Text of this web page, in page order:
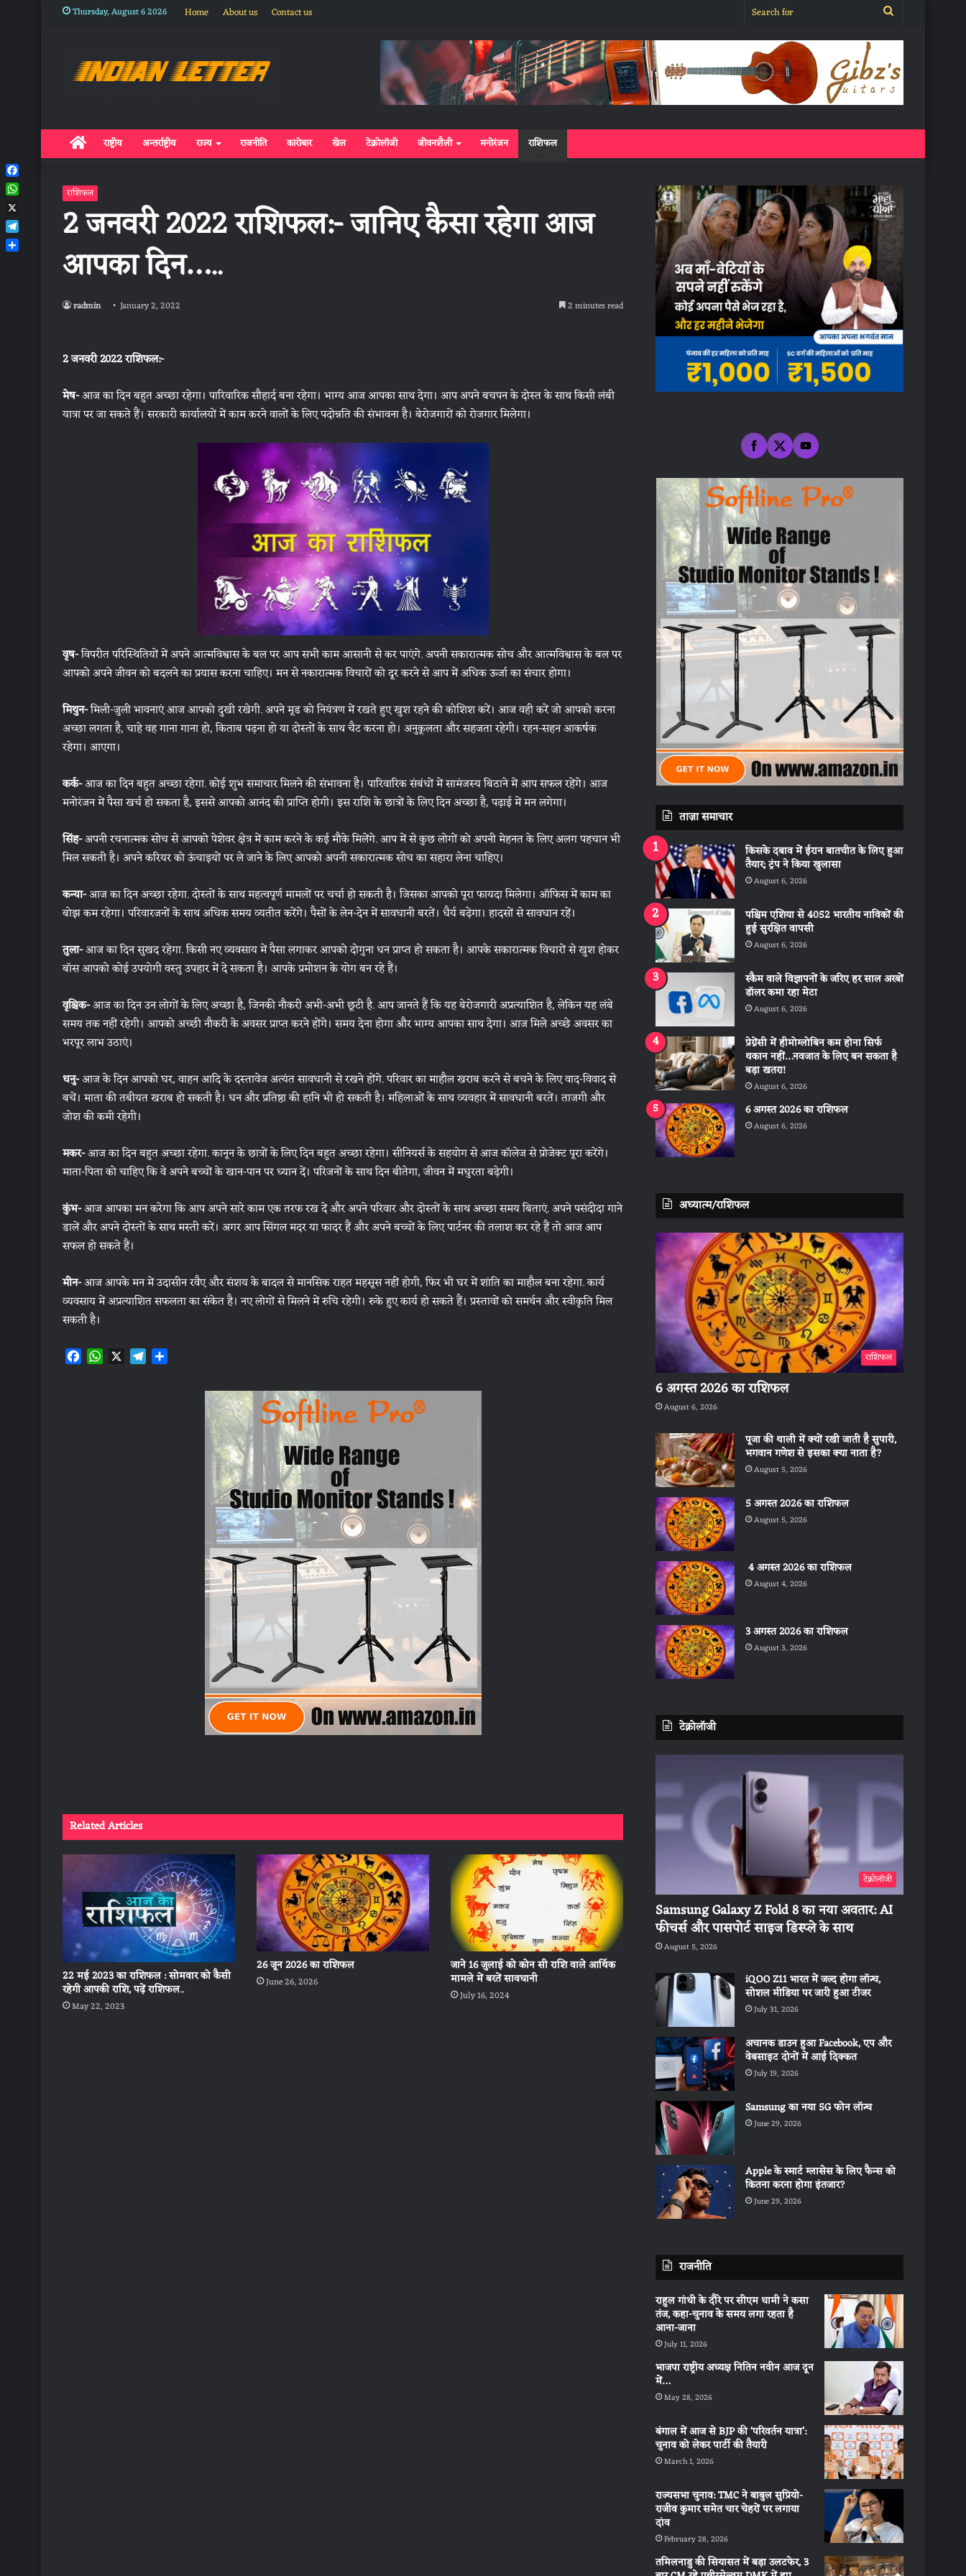
Thursday, August 6 2026 Home About us Contact us
Search
for
Homeराष्ट्रीय अन्तर्राष्ट्रीय राज्य राजनीति कारोबार खेल टेक्नोलॉजी जीवनशैली मनोरंजन राशिफल
राशिफल
2 जनवरी 2022 राशिफल:- जानिए कैसा रहेगा आज
आपका दिन…..
radmin January 2, 2022 2 minutes read
2 जनवरी 2022 राशिफल:-
मेष-आज का दिन बहुत अच्छा रहेगा। पारिवारिक सौहार्द बना रहेगा। भाग्य आज आपका साथ देगा। आप अपने बचपन के दोस्त के साथ किसी लंबी
यात्रा पर जा सकते हैं। सरकारी कार्यालयों में काम करने वालों के लिए पदोन्नति की संभावना है। बेरोजगारों को रोजगार मिलेगा।
वृष-विपरीत परिस्थितियों में अपने आत्मविश्वास के बल पर आप सभी काम आसानी से कर पाएंगे. अपनी सकारात्मक सोच और आत्मविश्वास के बल पर
आपको अपने जीवन को बदलने का प्रयास करना चाहिए। मन से नकारात्मक विचारों को दूर करने से आप में अधिक ऊर्जा का संचार होगा।
मिथुन-मिली-जुली भावनाएं आज आपको दुखी रखेगी. अपने मूड को नियंत्रण में रखते हुए खुश रहने की कोशिश करें। आज वही करें जो आपको करना
अच्छा लगता है, चाहे वह गाना गाना हो, किताब पढ़ना हो या दोस्तों के साथ चैट करना हो। अनुकूलता और सहजता रहेगी। रहन-सहन आकर्षक
रहेगा। आएगा।
कर्क-आज का दिन बहुत अच्छा रहेगा. कोई शुभ समाचार मिलने की संभावना है। पारिवारिक संबंधों में सामंजस्य बिठाने में आप सफल रहेंगे। आज
मनोरंजन में पैसा खर्च हो सकता है, इससे आपको आनंद की प्राप्ति होगी। इस राशि के छात्रों के लिए दिन अच्छा है, पढ़ाई में मन लगेगा।
सिंह-अपनी रचनात्मक सोच से आपको पेशेवर क्षेत्र में काम करने के कई मौके मिलेंगे. आप में से कुछ लोगों को अपनी मेहनत के लिए अलग पहचान भी
मिल सकती है। अपने करियर को ऊंचाइयों पर ले जाने के लिए आपको अपनी सकारात्मक सोच का सहारा लेना चाहिए।
कन्या-आज का दिन अच्छा रहेगा. दोस्तों के साथ महत्वपूर्ण मामलों पर चर्चा हो सकती है। जिसका आपको पूरा फायदा मिलेगा। ऑफिस में काम का
बोझ कम रहेगा। परिवारजनों के साथ अधिक समय व्यतीत करेंगे। पैसों के लेन-देन में सावधानी बरतें। धैर्य बढ़ेगा। हादसों से सावधान रहें।
तुला-आज का दिन सुखद रहेगा. किसी नए व्यवसाय में पैसा लगाकर आपको दोगुना धन प्राप्त हो सकता है। आपके सकारात्मक विचारों से खुश होकर
बॉस आपको कोई उपयोगी वस्तु उपहार में दे सकता है। आपके प्रमोशन के योग बन रहे हैं।
वृश्चिक-आज का दिन उन लोगों के लिए अच्छा है, जिनकी नौकरी अभी-अभी छूटी है. आप जानते हैं कि यह बेरोजगारी अप्रत्याशित है, लेकिन यह लंबे
समय तक नहीं रहेगी। आपको अच्छी नौकरी के अवसर प्राप्त करने होंगे। समय देना होगा और भाग्य आपका साथ देगा। आज मिले अच्छे अवसर का
भरपूर लाभ उठाएं।
धनु-आज के दिन आपको घर, वाहन आदि के दस्तावेज अत्यंत सावधानी से रखने होंगे. परिवार का माहौल खराब करने से बचने के लिए वाद-विवाद से
बचें। माता की तबीयत खराब हो सकती है। धन और प्रतिष्ठा की हानि भी हो सकती है। महिलाओं के साथ व्यवहार में सावधानी बरतें। ताजगी और
जोश की कमी रहेगी।
मकर-आज का दिन बहुत अच्छा रहेगा. कानून के छात्रों के लिए दिन बहुत अच्छा रहेगा। सीनियर्स के सहयोग से आज कॉलेज से प्रोजेक्ट पूरा करेंगे।
माता-पिता को चाहिए कि वे अपने बच्चों के खान-पान पर ध्यान दें। परिजनों के साथ दिन बीतेगा, जीवन में मधुरता बढ़ेगी।
कुंभ-आज आपका मन करेगा कि आप अपने सारे काम एक तरफ रख दें और अपने परिवार और दोस्तों के साथ अच्छा समय बिताएं. अपने पसंदीदा गाने
डालें और अपने दोस्तों के साथ मस्ती करें। अगर आप सिंगल मदर या फादर हैं और अपने बच्चों के लिए पार्टनर की तलाश कर रहे हैं तो आज आप
सफल हो सकते हैं।
मीन-आज आपके मन में उदासीन रवैए और संशय के बादल से मानसिक राहत महसूस नहीं होगी, फिर भी घर में शांति का माहौल बना रहेगा. कार्य
व्यवसाय में अप्रत्याशित सफलता का संकेत है। नए लोगों से मिलने में रुचि रहेगी। रुके हुए कार्य हो सकते हैं। प्रस्तावों को समर्थन और स्वीकृति मिल
सकती है।
F W X T
Related Articles
22 मई 2023 का राशिफल : सोमवार को कैसी
रहेगी आपकी राशि, पढ़ें राशिफल..
May 22, 2023
26 जून 2026 का राशिफल
June 26, 2026
जाने 16 जुलाई को कोन सी राशि वाले आर्थिक
मामले में बरतें सावधानी
July 16, 2024
ताज़ा समाचार
किसके दबाव में ईरान बातचीत के लिए हुआ
तैयार; ट्रंप ने किया खुलासा
August 6, 2026
पश्चिम एशिया से 4052 भारतीय नाविकों की
हुई सुरक्षित वापसी
August 6, 2026
स्कैम वाले विज्ञापनों के जरिए हर साल अरबों
डॉलर कमा रहा मेटा
August 6, 2026
प्रेग्नेंसी में हीमोग्लोबिन कम होना सिर्फ
थकान नहीं…नवजात के लिए बन सकता है
बड़ा खतरा!
August 6, 2026
6 अगस्त 2026 का राशिफल
August 6, 2026
अध्यात्म/राशिफल
राशिफल
6 अगस्त 2026 का राशिफल
August 6, 2026
पूजा की थाली में क्यों रखी जाती है सुपारी,
भगवान गणेश से इसका क्या नाता है?
August 5, 2026
5 अगस्त 2026 का राशिफल
August 5, 2026
4 अगस्त 2026 का राशिफल
August 4, 2026
3 अगस्त 2026 का राशिफल
August 3, 2026
टेक्नोलॉजी
टेक्नोलॉजी
Samsung Galaxy Z Fold 8 का नया अवतार: AI
फीचर्स और पासपोर्ट साइज डिस्प्ले के साथ
August 5, 2026
iQOO Z11 भारत में जल्द होगा लॉन्च,
सोशल मीडिया पर जारी हुआ टीजर
July 31, 2026
अचानक डाउन हुआ Facebook, एप और
वेबसाइट दोनों में आई दिक्कत
July 19, 2026
Samsung का नया 5G फोन लॉन्च
June 29, 2026
Apple के स्मार्ट ग्लासेस के लिए फैन्स को
कितना करना होगा इंतजार?
June 29, 2026
राजनीति
राहुल गांधी के दौरे पर सीएम धामी ने कसा
तंज, कहा-चुनाव के समय लगा रहता है
आना-जाना
July 11, 2026
भाजपा राष्ट्रीय अध्यक्ष नितिन नवीन आज दून
में…
May 28, 2026
बंगाल में आज से BJP की ‘परिवर्तन यात्रा’:
चुनाव को लेकर पार्टी की तैयारी
March 1, 2026
राज्यसभा चुनाव: TMC ने बाबुल सुप्रियो-
राजीव कुमार समेत चार चेहरों पर लगाया
दांव
February 28, 2026
तमिलनाडु की सियासत में बड़ा उलटफेर, 3
Facebook
WhatsApp
X
Telegram